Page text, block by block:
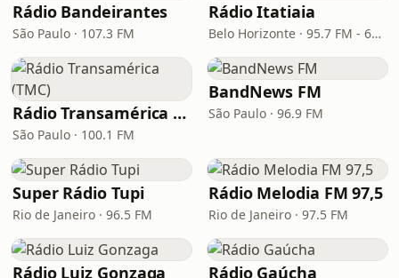
Rádio Bandeirantes
São Paulo · 107.3 FM
Rádio Itatiaia
Belo Horizonte · 95.7 FM - 610 AM
Rádio Transamérica (TMC)
São Paulo · 100.1 FM
BandNews FM
São Paulo · 96.9 FM
Super Rádio Tupi
Rio de Janeiro · 96.5 FM
Rádio Melodia FM 97,5
Rio de Janeiro · 97.5 FM
Rádio Luiz Gonzaga Rádio Gaúcha